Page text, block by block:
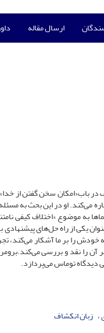
ارسال مقاله
باب«امکان سخن گفتن از
او در این بحث به
به موضوع «اختلاف کیفی
یکی از راه حل‌های
را بر ما آشکار می‌کند،
را نقد و بررسی
دیدگاه توماس می‌پردازد.
زبان انکشاف